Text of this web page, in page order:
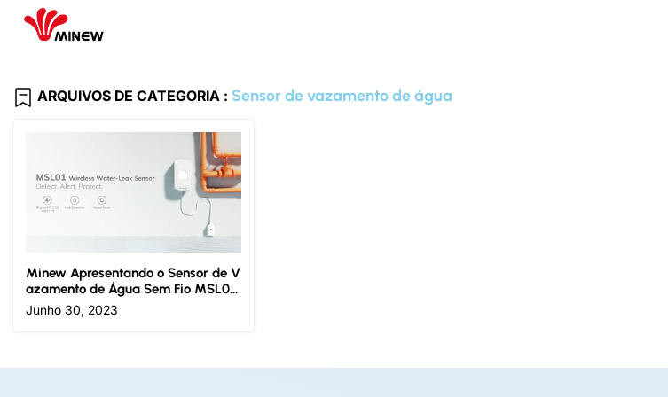
ARQUIVOS DE CATEGORIA : Sensor de vazamento de água
Minew Apresentando o Sensor de V
azamento de Água Sem Fio MSL01:
Detecção de vazamento de água e
m tempo real
Junho 30, 2023